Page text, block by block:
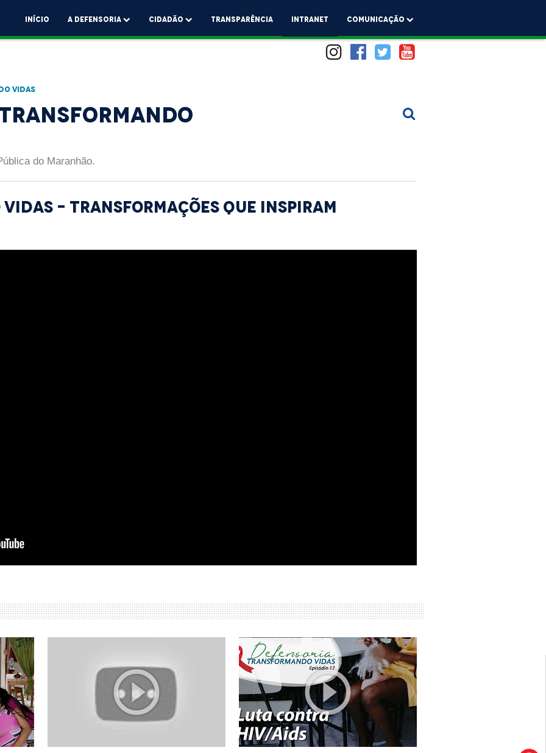
Início A Defensoria Cidadão Transparência Intranet comunicação
Vidas
do Maranhão.
- TRANSFORMAÇÕES QUE INSPIRAM
play_circle_outline play_circle_outline